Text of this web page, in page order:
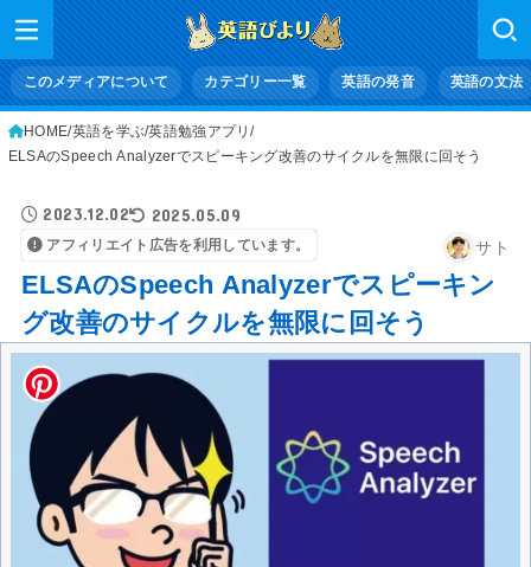
このメディアについて カテゴリー一覧 英語の発音 英語の文法
HOME 英語を学ぶ 英語勉強アプリ
ELSAのSpeech Analyzerでスピーキング改善のサイクルを無限に回そう
2023.12.02 2025.05.09
アフィリエイト広告を利用しています。 サト
ELSAのSpeech Analyzerでスピーキン
グ改善のサイクルを無限に回そう